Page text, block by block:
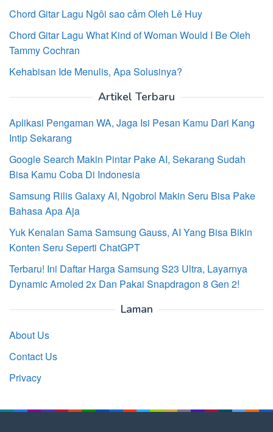
Chord Gitar Lagu Ngôi sao cảm Oleh Lê Huy
Chord Gitar Lagu What Kind of Woman Would I Be Oleh
Tammy Cochran
Kehabisan Ide Menulis, Apa Solusinya?
Artikel Terbaru
Aplikasi Pengaman WA, Jaga Isi Pesan Kamu Dari Kang
Intip Sekarang
Google Search Makin Pintar Pake AI, Sekarang Sudah
Bisa Kamu Coba Di Indonesia
Samsung Rilis Galaxy AI, Ngobrol Makin Seru Bisa Pake
Bahasa Apa Aja
Yuk Kenalan Sama Samsung Gauss, AI Yang Bisa Bikin
Konten Seru Seperti ChatGPT
Terbaru! Ini Daftar Harga Samsung S23 Ultra, Layarnya
Dynamic Amoled 2x Dan Pakai Snapdragon 8 Gen 2!
Laman
About Us
Contact Us
Privacy